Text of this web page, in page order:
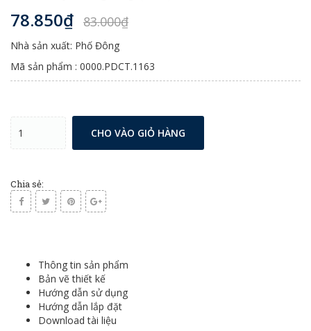
78.850₫ 83.000₫
Nhà sản xuất: Phố Đông
Mã sản phẩm : 0000.PDCT.1163
CHO VÀO GIỎ HÀNG
Chia sẻ:
Thông tin sản phẩm
Bản vẽ thiết kế
Hướng dẫn sử dụng
Hướng dẫn lắp đặt
Download tài liệu